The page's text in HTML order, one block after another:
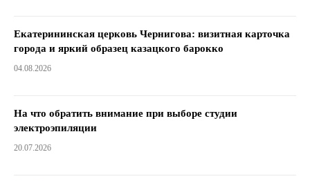
Екатерининская церковь Чернигова: визитная карточка
города и яркий образец казацкого барокко
04.08.2026
На что обратить внимание при выборе студии
электроэпиляции
20.07.2026